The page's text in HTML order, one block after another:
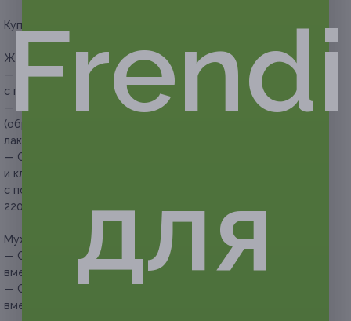
Купон действует на следующие виды услуг:
Женский маникюр и педикюр с покрытием:
— Скидка 50% на женский комбинированный маникюр
с покрытием ногтей гель-лаком (450 руб. вместо 900 руб.)
— Скидка 50% на женский классический педикюр
(обработка пяток, пальцев) с покрытием ногтей гель-
лаком (700 руб. вместо 1400 руб.)
— Скидка 52% на женский комбинированный маникюр
и классический педикюр (обработка пяток, пальцев)
с покрытием ногтей гель-лаком (1056 руб. вместо
2200 руб.)
Мужской маникюр и педикюр:
— Скидка 50% на классический мужской маникюр (250 руб.
вместо 500 руб.)
— Скидка 50% на классический мужской педикюр (700 руб.
вместо 1400 руб.)
Frendi
для